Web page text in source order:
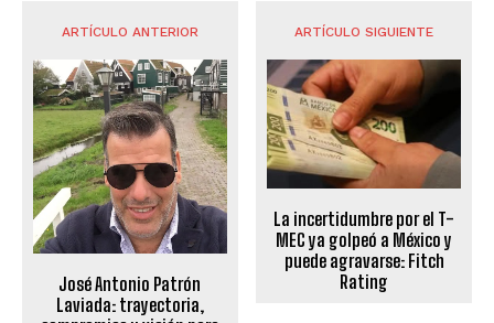
ARTÍCULO ANTERIOR
José Antonio Patrón
Laviada: trayectoria,
ARTÍCULO SIGUIENTE
La incertidumbre por el T-
MEC ya golpeó a México y
puede agravarse: Fitch
Rating